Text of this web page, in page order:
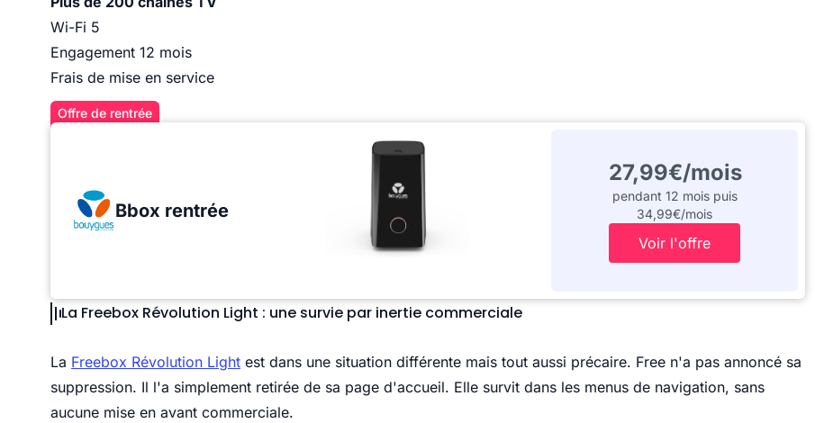
Wi-Fi 5
Engagement 12 mois
Frais de mise en service
Offre de rentrée
Bbox rentrée
27,99€/mois
pendant 12 mois puis
34,99€/mois
Voir l'offre
La Freebox Révolution Light : une survie par inertie commerciale
La Freebox Révolution Light est dans une situation différente mais tout aussi précaire. Free n'a pas annoncé sa
suppression. Il l'a simplement retirée de sa page d'accueil. Elle survit dans les menus de navigation, sans
aucune mise en avant commerciale.